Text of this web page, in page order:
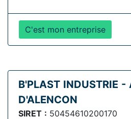
C'est mon entreprise
B'PLAST INDUSTRIE -
D'ALENCON
SIRET : 50454610200170